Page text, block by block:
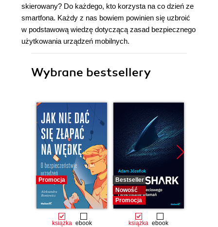
skierowany? Do każdego, kto korzysta na co dzień ze
smartfona. Każdy z nas bowiem powinien się uzbroić
w podstawową wiedzę dotyczącą zasad bezpiecznego
użytkowania urządzeń mobilnych.
Wybrane bestsellery
Promocja
książka ebook
Bestseller
Nowość
Promocja
książka ebook